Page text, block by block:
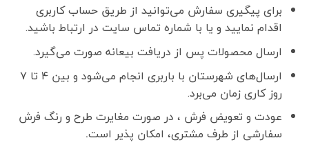
برای پیگیری سفارش می‌توانید از طریق حساب کاربری
اقدام نمایید و یا با شماره تماس سایت در ارتباط باشید.
ارسال محصولات پس از دریافت بیعانه صورت می‌گیرد.
ارسال‌های شهرستان با باربری انجام می‌شود و بین ۴ تا ۷
روز کاری زمان می‌برد.
عودت و تعویض فرش ، در صورت مغایرت طرح و رنگ فرش
سفارشی از طرف مشتری، امکان پذیر است.